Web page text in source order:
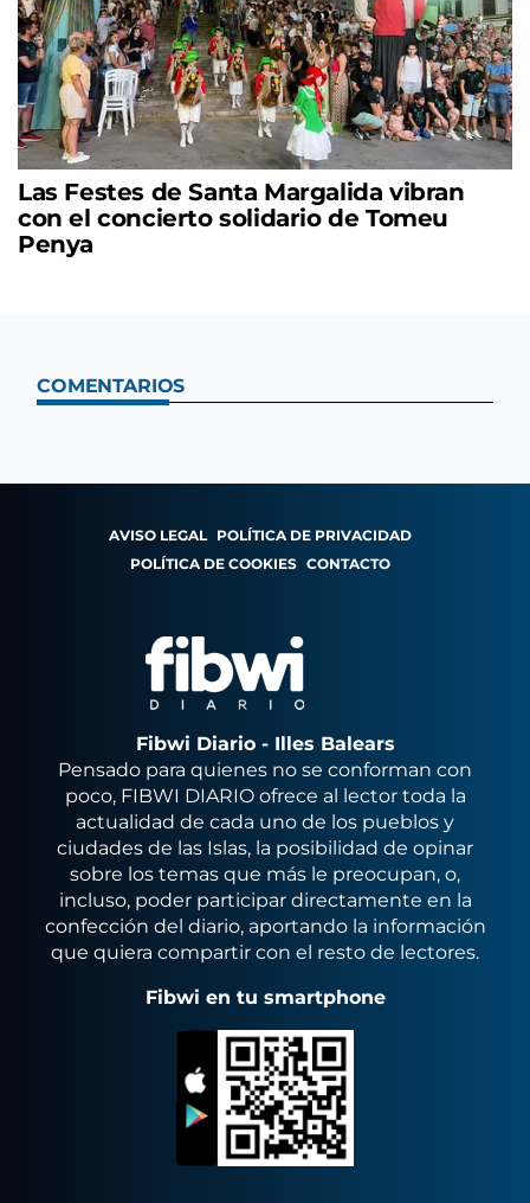
Las Festes de Santa Margalida vibran
con el concierto solidario de Tomeu
Penya
COMENTARIOS
AVISO LEGAL POLÍTICA DE PRIVACIDAD
POLÍTICA DE COOKIES CONTACTO
Fibwi Diario - Illes Balears
Pensado para quienes no se conforman con
poco, FIBWI DIARIO ofrece al lector toda la
actualidad de cada uno de los pueblos y
ciudades de las Islas, la posibilidad de opinar
sobre los temas que más le preocupan, o,
incluso, poder participar directamente en la
confección del diario, aportando la información
que quiera compartir con el resto de lectores.
Fibwi en tu smartphone